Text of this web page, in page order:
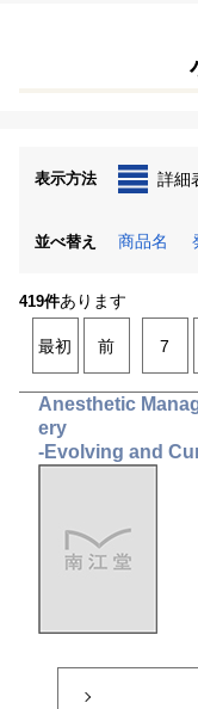
表示方法 詳細
並べ替え 商品名
419件あります
最初 前 7
Anesthetic
ery
-Evolving and